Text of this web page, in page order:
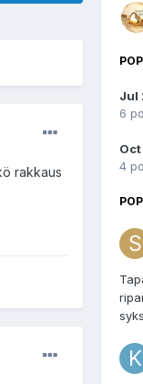
rakkaus
Jul
6
Oct
4